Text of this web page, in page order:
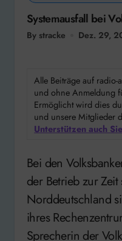
Systemausfall bei
By stracke Dez. 29,
Alle Beiträge auf radio-
und ohne Anmeldung
Ermöglicht wird dies
und unsere Mitglieder
Unterstützen auch
Bei den Volksbanken im Weserbergland steht
der Betrieb zur
Norddeutschland
ihres
Sprecherin der